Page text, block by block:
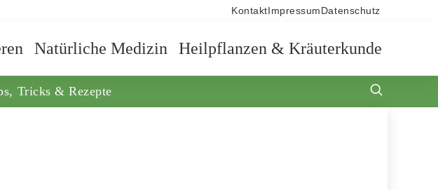
Kontakt Impressum Datenschutz
Natürliche Medizin Heilpflanzen & Kräuterkunde
Tricks & Rezepte